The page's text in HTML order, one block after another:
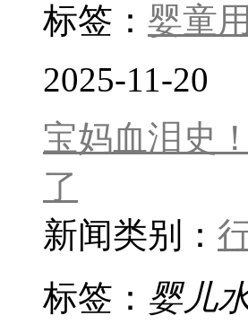
标签： 婴童
2025-11-20
宝妈血泪史
了
新闻类别：
标签： 婴儿